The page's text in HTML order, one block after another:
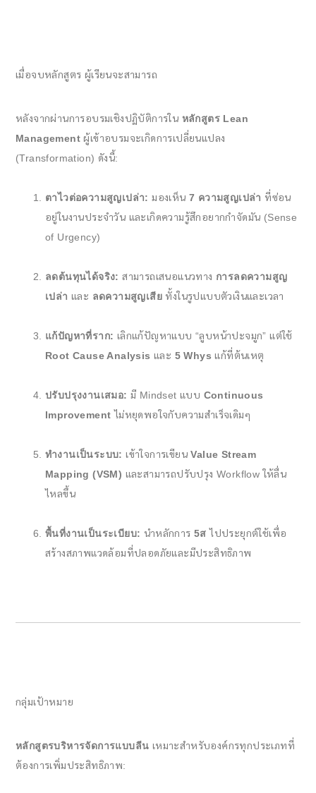
เมื่อจบหลักสูตร ผู้เรียนจะสามารถ
หลังจากผ่านการอบรมเชิงปฏิบัติการใน หลักสูตร Lean
Management ผู้เข้าอบรมจะเกิดการเปลี่ยนแปลง
(Transformation) ดังนี้:
ตาไวต่อความสูญเปล่า: มองเห็น7 ความสูญเปล่า ที่ซ่อน
อยู่ในงานประจำวัน และเกิดความรู้สึกอยากกำจัดมัน (Sense
of Urgency)
ลดต้นทุนได้จริง: สามารถเสนอแนวทาง การลดความสูญ
เปล่า และ ลดความสูญเสีย ทั้งในรูปแบบตัวเงินและเวลา
แก้ปัญหาที่ราก: เลิกแก้ปัญหาแบบ “ลูบหน้าปะจมูก” แต่ใช้
Root Cause Analysis และ 5 Whys แก้ที่ต้นเหตุ
ปรับปรุงงานเสมอ: มี Mindset แบบ Continuous
Improvement ไม่หยุดพอใจกับความสำเร็จเดิมๆ
ทำงานเป็นระบบ: เข้าใจการเขียนValue Stream
Mapping (VSM) และสามารถปรับปรุง Workflow ให้ลื่น
ไหลขึ้น
พื้นที่งานเป็นระเบียบ: นำหลักการ5ส ไปประยุกต์ใช้เพื่อ
สร้างสภาพแวดล้อมที่ปลอดภัยและมีประสิทธิภาพ
กลุ่มเป้าหมาย
หลักสูตรบริหารจัดการแบบลีน เหมาะสำหรับองค์กรทุกประเภทที่
ต้องการเพิ่มประสิทธิภาพ: